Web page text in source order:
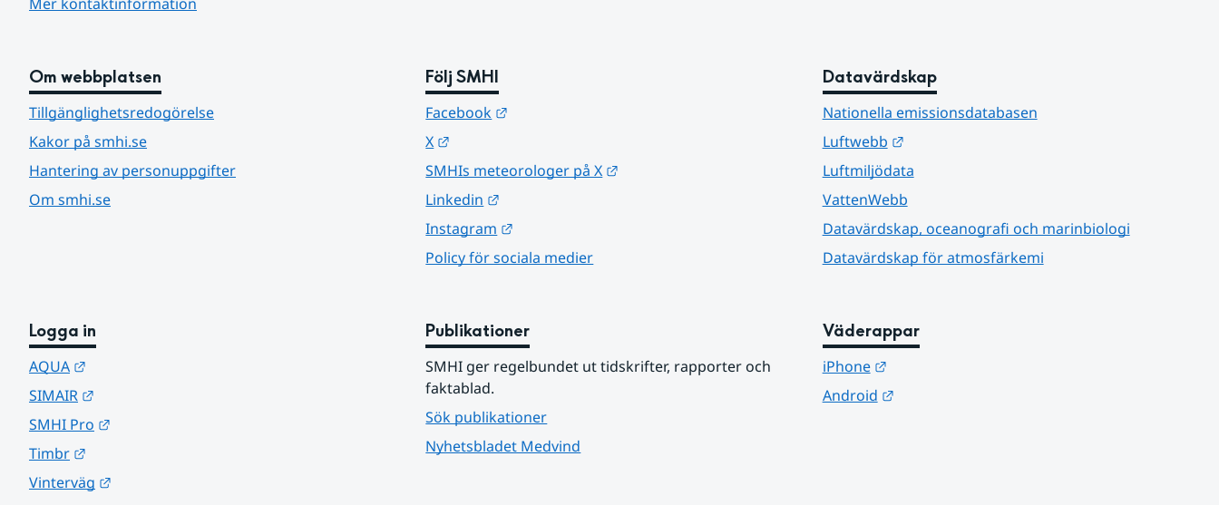
Om webbplatsen
Tillgänglighetsredogörelse
Kakor på smhi.se
Hantering av personuppgifter
Om smhi.se
Följ SMHI
Facebook
X
SMHIs meteorologer på X
Linkedin
Instagram
Policy för sociala medier
Datavärdskap
Nationella emissionsdatabasen
Luftwebb
Länk till annan webbplats.
Luftmiljödata
VattenWebb
Datavärdskap, oceanografi och marinbiologi
Datavärdskap för atmosfärkemi
Logga in
AQUA
SIMAIR
SMHI Pro
Timbr
Vinterväg
Publikationer
SMHI ger regelbundet ut tidskrifter, rapporter och
faktablad.
Sök publikationer
Nyhetsbladet Medvind
Väderappar
iPhone
Länk till annan webbplats.
Android
Länk till annan webbplats.